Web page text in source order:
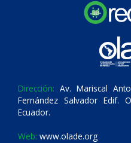
Dirección: Av. Mariscal
Fernández Salvador Edif.
Ecuador.
Web: www.olade.org